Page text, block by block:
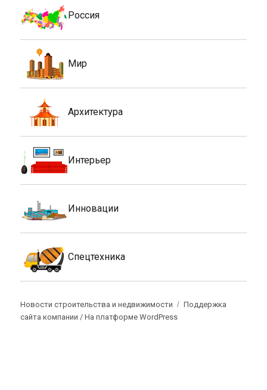
Россия
Мир
Архитектура
Интерьер
Инновации
Спецтехника
Новости строительства и недвижимости
Поддержка
сайта компании /На платформе WordPress